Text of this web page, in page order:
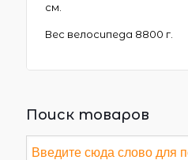
см.
Вес велосипеда 8800 г.
Поиск товаров